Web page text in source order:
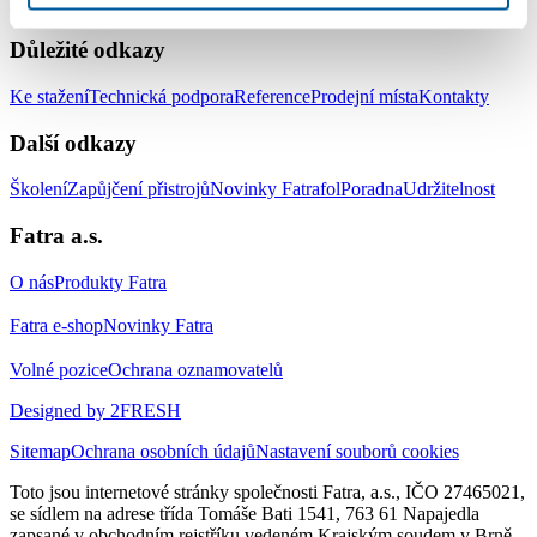
Důležité odkazy
Ke staženíTechnická podporaReferenceProdejní místaKontakty
Další odkazy
ŠkoleníZapůjčení přistrojůNovinky FatrafolPoradnaUdržitelnost
Fatra a.s.
O násProdukty Fatra
Fatra e-shopNovinky Fatra
Volné poziceOchrana oznamovatelů
Designed by 2FRESH
SitemapOchrana osobních údajůNastavení souborů cookies
Toto jsou internetové stránky společnosti Fatra, a.s., IČO 27465021,
se sídlem na adrese třída Tomáše Bati 1541, 763 61 Napajedla